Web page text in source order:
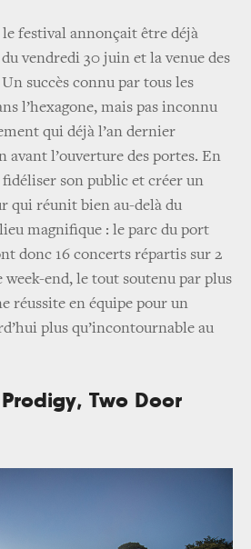
le festival annonçait être déjà
vendredi 30 juin et la venue des
succès connu par tous les
l’hexagone, mais pas inconnu
qui déjà l’an dernier
l’ouverture des portes. En
fidéliser son public et créer un
qui réunit bien au-delà du
magnifique : le parc du port
donc 16 concerts répartis sur 2
end, le tout soutenu par plus
réussite en équipe pour un
plus qu’incontournable au
Prodigy, Two Door